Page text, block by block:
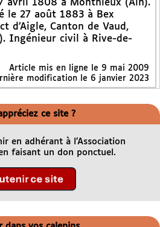
avril 1808 à Monthieux (Ain).
le 27 août 1883 à Bex
d’Aigle, Canton de Vaud,
Ingénieur civil à Rive-de-
Article mis en ligne le 9 mai 2009
modification le 6 janvier 2023
ce site ?
en adhérant à l’Association
faisant un don ponctuel.